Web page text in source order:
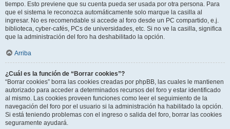
tiempo. Esto previene que su cuenta pueda ser usada por otra persona. Para
que el sistema le reconozca automáticamente solo marque la casilla al
ingresar. No es recomendable si accede al foro desde un PC compartido, e.j.
biblioteca, cyber-cafés, PCs de universidades, etc. Si no ve la casilla, significa
que la administración del foro ha deshabilitado la opción.
Arriba
¿Cuál es la función de “Borrar cookies”?
“Borrar cookies” borra las cookies creadas por phpBB, las cuales le mantienen
autorizado para acceder a determinados recursos del foro y estar identificado
al mismo. Las cookies proveen funciones como leer el seguimiento de la
navegación del foro por el usuario si la administración ha habilitado la opción.
Si está teniendo problemas con el ingreso o salida del foro, borrar las cookies
seguramente ayudará.